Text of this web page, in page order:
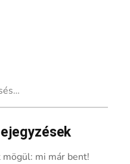
mi már bent!